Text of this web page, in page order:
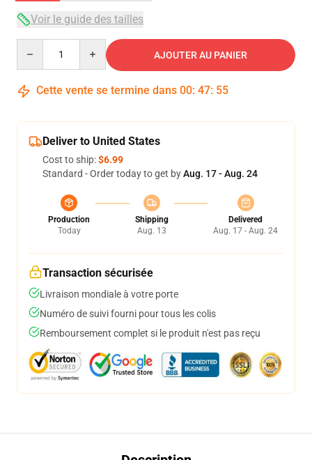
Voir le guide des tailles
AJOUTER AU PANIER
Cette vente se termine dans 00: 47: 54
Deliver to United States
Cost to ship:$6.99
Standard - Order today to get byAug. 17 - Aug. 24
Production
Today
Shipping
Aug. 13
Delivered
Aug. 17 - Aug. 24
Transaction sécurisée
Livraison mondiale à votre porte
Numéro de suivi fourni pour tous les colis
Remboursement complet si le produit n'est pas reçu